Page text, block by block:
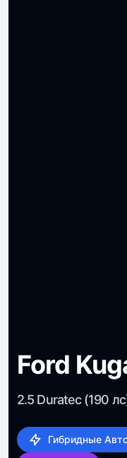
Ford
2.5 Duratec (190
Гибридные